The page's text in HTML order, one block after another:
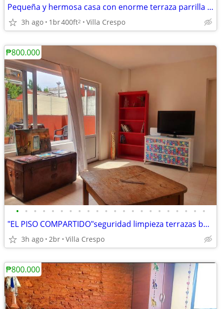
Pequeña y hermosa casa con enorme terraza parrilla sol seguridad
3h ago 1br400ft2 Villa Crespo
• • • • • • • • • • • • • • • • • • • • • •
"EL PISO COMPARTIDO"seguridad limpieza terrazas balcones los mejores
3h ago 2br Villa Crespo
₱800.000
₱800.000